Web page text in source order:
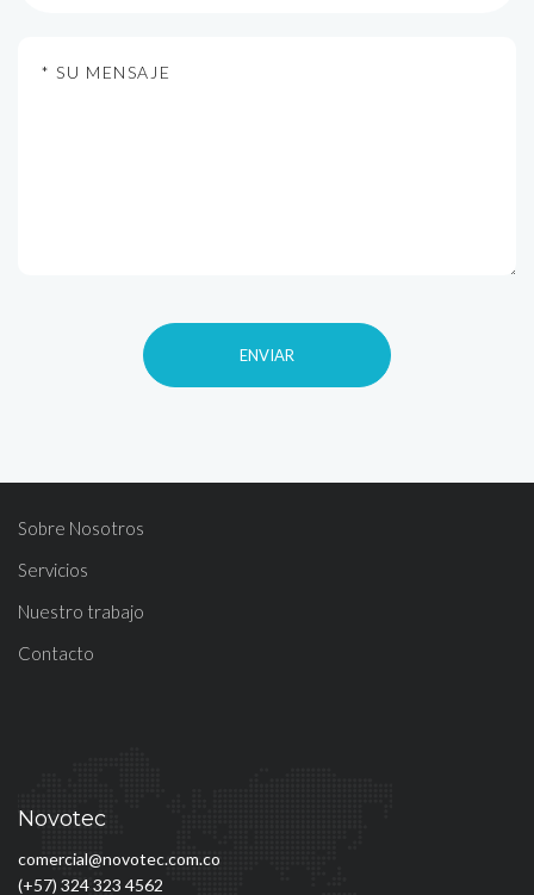
ENVIAR
Sobre Nosotros
Servicios
Nuestro trabajo
Contacto
Novotec
comercial@novotec.com.co
(+57) 324 323 4562